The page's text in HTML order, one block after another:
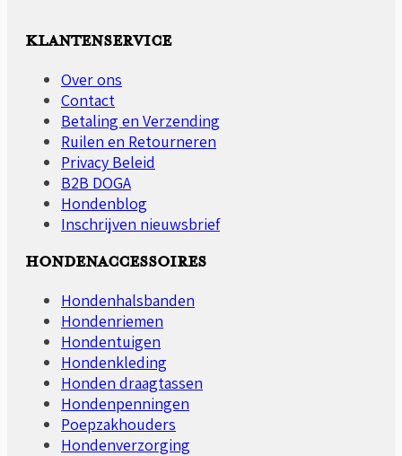
KLANTENSERVICE
Over ons
Contact
Betaling en Verzending
Ruilen en Retourneren
Privacy Beleid
B2B DOGA
Hondenblog
Inschrijven nieuwsbrief
HONDENACCESSOIRES
Hondenhalsbanden
Hondenriemen
Hondentuigen
Hondenkleding
Honden draagtassen
Hondenpenningen
Poepzakhouders
Hondenverzorging